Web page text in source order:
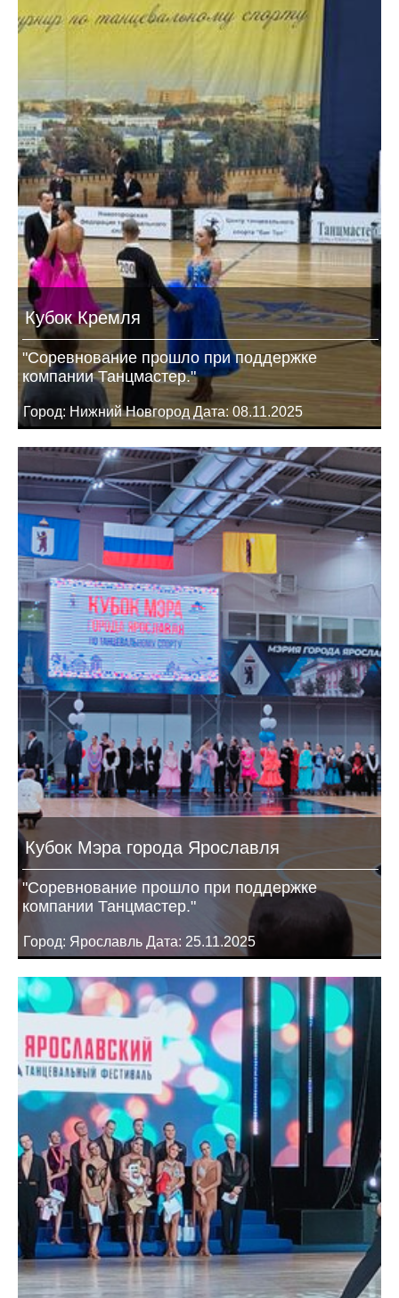
Кубок Кремля
"Соревнование прошло при поддержке
компании Танцмастер."
Город: Нижний Новгород Дата: 08.11.2025
Кубок Мэра города Ярославля
"Соревнование прошло при поддержке
компании Танцмастер."
Город: Ярославль Дата: 25.11.2025